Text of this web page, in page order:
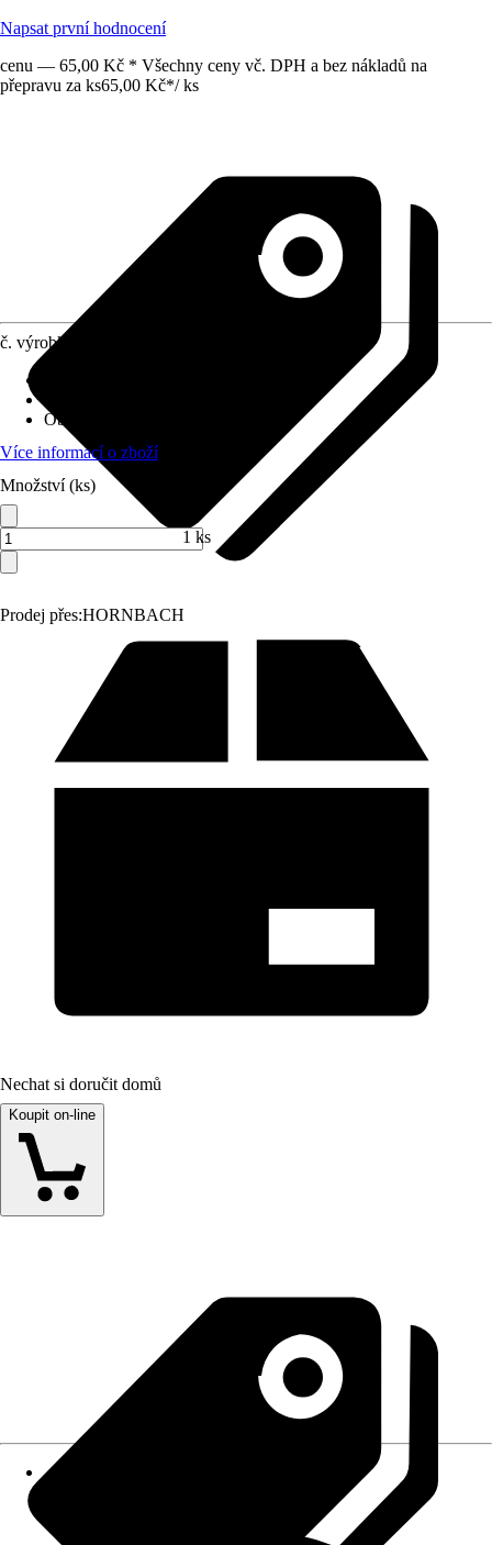
Napsat první hodnocení
cenu — 65,00 Kč * Všechny ceny vč. DPH a bez nákladů na
přepravu za ks65,00 Kč*/ ks
Prodej přes:HORNBACH
č. výrobku
Obsah
Více informací o zboží
Množství (ks)
1 ks
Nechat si doručit domů
Koupit on-line